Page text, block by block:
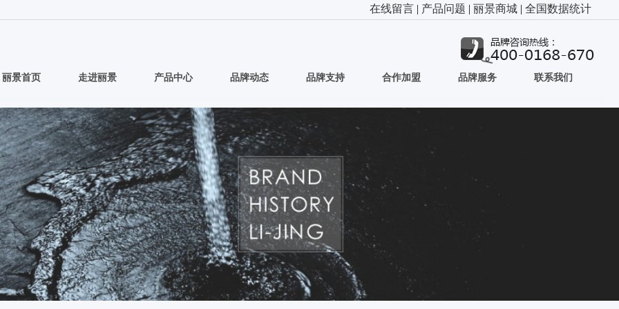
在线留言 | 产品问题 | 丽景商城 | 全国数据统计
丽景首页 走进丽景 产品中心 品牌动态 品牌支持 合作加盟 品牌服务 联系我们